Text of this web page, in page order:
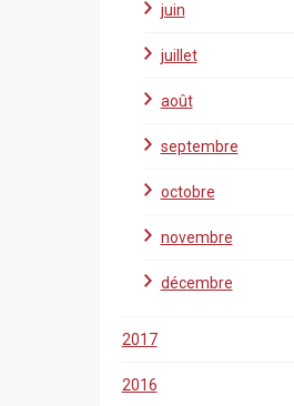
juin
juillet
août
septembre
octobre
novembre
décembre
2017
2016